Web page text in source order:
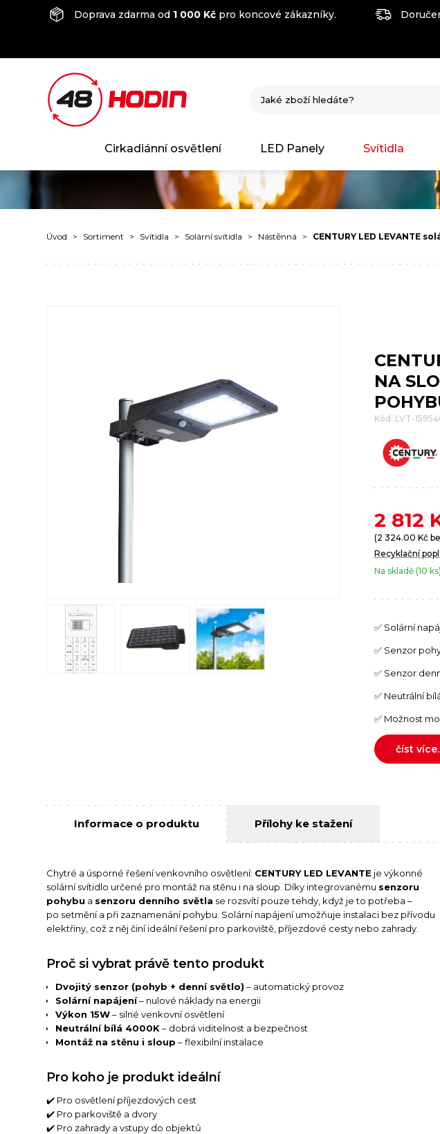
Doprava zdarma od 1 000 Kč pro koncové zákazníky.
Cirkadiánní osvětlení LED Panely Svítidla
Úvod Sortiment Svítidla Solární svítidla Nástěnná CENTURY LED LEVANTE
NA
Kód: LVT-
2 812
(2 324.00 Kč
Recyklační
Na skladě (10 ks)
✅ Solární
✅ Senzor
✅ Senzor
✅ Neutrální
✅ Možnost
číst
Informace o produktu Přílohy ke stažení
Chytré a úsporné řešení venkovního osvětlení: CENTURY LED LEVANTE je výkonné
solární svítidlo určené pro montáž na stěnu i na sloup. Díky integrovanému senzoru
pohybu a senzoru denního světla se rozsvítí pouze tehdy, když je to potřeba –
po setmění a při zaznamenání pohybu. Solární napájení umožňuje instalaci bez přívodu
elektřiny, což z něj činí ideální řešení pro parkoviště, příjezdové cesty nebo zahrady.
Proč si vybrat právě tento produkt
Dvojitý senzor (pohyb + denní světlo) – automatický provoz
Solární napájení– nulové náklady na energii
Výkon 15W– silné venkovní osvětlení
Neutrální bílá 4000K – dobrá viditelnost a bezpečnost
Montáž na stěnu i sloup – flexibilní instalace
Pro koho je produkt ideální
✔️ Pro osvětlení příjezdových cest
✔️ Pro parkoviště a dvory
✔️ Pro zahrady a vstupy do objektů